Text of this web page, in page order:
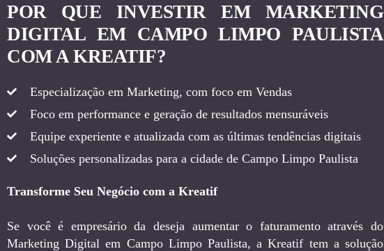
POR QUE INVESTIR EM MARKETING
DIGITAL EM CAMPO LIMPO PAULISTA
COM A KREATIF?
Especialização em Marketing, com foco em Vendas
Foco em performance e geração de resultados mensuráveis
Equipe experiente e atualizada com as últimas tendências digitais
Soluções personalizadas para a cidade de Campo Limpo Paulista
Transforme Seu Negócio com a Kreatif
Se você é empresário da deseja aumentar o faturamento através do
Marketing Digital em Campo Limpo Paulista, a Kreatif tem a solução